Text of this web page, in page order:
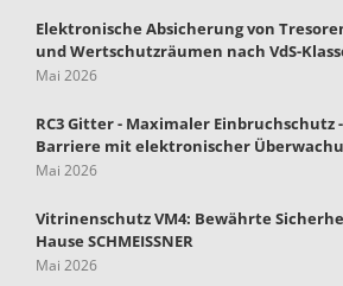
Elektronische Absicherung von
und Wertschutzräumen nach VdS-
Mai 2026
RC3 Gitter - Maximaler Einbruchschutz
Barriere mit elektronischer
Mai 2026
Vitrinenschutz VM4: Bewährte
Hause SCHMEISSNER
Mai 2026